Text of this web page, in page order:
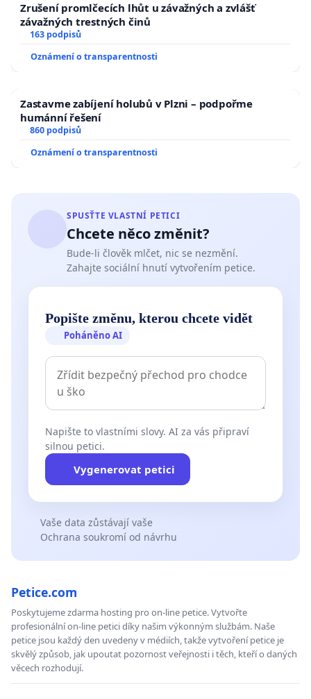
Zrušení promlčecích lhůt u závažných a zvlášť
závažných trestných činů
163 podpisů
Oznámení o transparentnosti
Zastavme zabíjení holubů v Plzni – podpořme
humánní řešení
860 podpisů
Oznámení o transparentnosti
SPUSŤTE VLASTNÍ PETICI
Chcete něco změnit?
Bude-li člověk mlčet, nic se nezmění.
Zahajte sociální hnutí vytvořením petice.
Popište změnu, kterou chcete vidět
Poháněno AI
Napište to vlastními slovy. AI za vás připraví
silnou petici.
Vygenerovat petici
Vaše data zůstávají vaše
Ochrana soukromí od návrhu
Petice.com
Poskytujeme zdarma hosting pro on-line petice. Vytvořte
profesionální on-line petici díky našim výkonným službám. Naše
petice jsou každý den uvedeny v médiích, takže vytvoření petice je
skvělý způsob, jak upoutat pozornost veřejnosti i těch, kteří o daných
věcech rozhodují.